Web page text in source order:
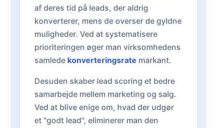
af deres tid på leads, der aldrig
konverterer, mens de overser de gyldne
muligheder. Ved at systematisere
prioriteringen øger man virksomhedens
samlede konverteringsrate markant.
Desuden skaber lead scoring et bedre
samarbejde mellem marketing og salg.
Ved at blive enige om, hvad der udgør
et "godt lead", eliminerer man den